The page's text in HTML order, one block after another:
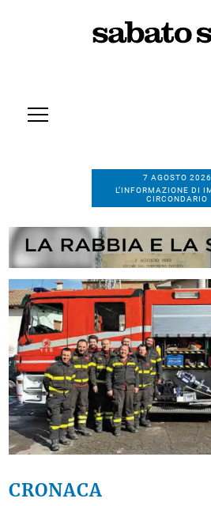
7 AGOSTO 2026
L’INFORMAZIONE DI
CIRCONDARIO
CRONACA